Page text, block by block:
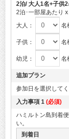
2泊/ 大人1名+子供
2泊･一部屋あたり
大人：
名
子供： 名
幼児： 名
追加プラン
参加日を選択して
入力事項 1 (必須)
ハミルトン島到着
い。
到着日